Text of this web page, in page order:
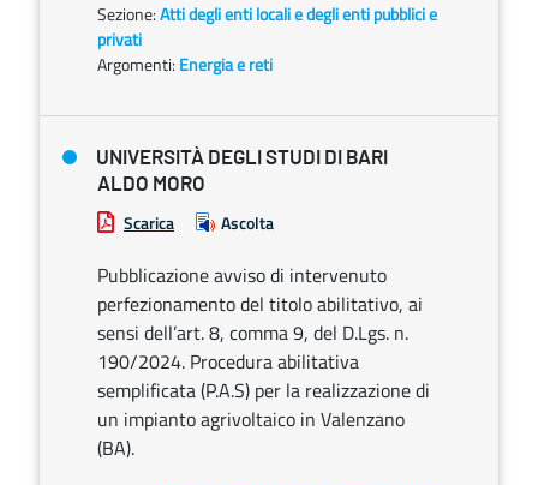
Sezione:Atti degli enti locali e degli enti pubblici e
privati
Argomenti: Energia e reti
UNIVERSITÀ DEGLI STUDI DI BARI
ALDO MORO
Scarica Ascolta
Pubblicazione avviso di intervenuto
perfezionamento del titolo abilitativo, ai
sensi dell’art. 8, comma 9, del D.Lgs. n.
190/2024. Procedura abilitativa
semplificata (P.A.S) per la realizzazione di
un impianto agrivoltaico in Valenzano
(BA).